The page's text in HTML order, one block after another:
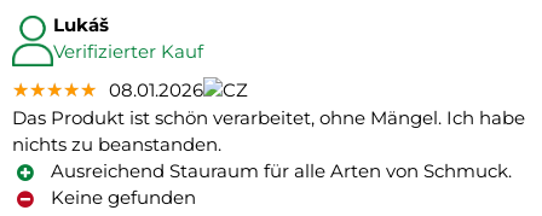
Lukáš
Verifizierter Kauf
★★★★★
★★★★★
★★★★★ 08.01.2026
Das Produkt ist schön verarbeitet, ohne Mängel. Ich habe
nichts zu beanstanden.
Ausreichend Stauraum für alle Arten von Schmuck.
Keine gefunden